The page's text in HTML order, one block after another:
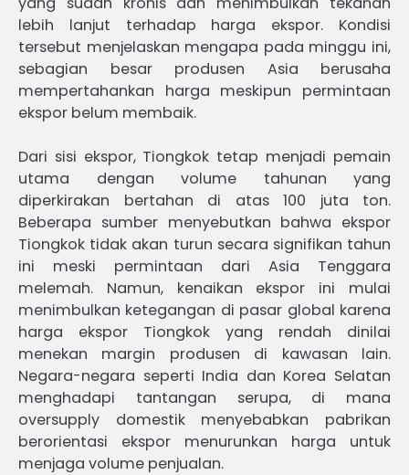
lebih lanjut terhadap harga ekspor. Kondisi
tersebut menjelaskan mengapa pada minggu ini,
sebagian besar produsen Asia berusaha
mempertahankan harga meskipun permintaan
ekspor belum membaik.
Dari sisi ekspor, Tiongkok tetap menjadi pemain
utama dengan volume tahunan yang
diperkirakan bertahan di atas 100 juta ton.
Beberapa sumber menyebutkan bahwa ekspor
Tiongkok tidak akan turun secara signifikan tahun
ini meski permintaan dari Asia Tenggara
melemah. Namun, kenaikan ekspor ini mulai
menimbulkan ketegangan di pasar global karena
harga ekspor Tiongkok yang rendah dinilai
menekan margin produsen di kawasan lain.
Negara-negara seperti India dan Korea Selatan
menghadapi tantangan serupa, di mana
oversupply domestik menyebabkan pabrikan
berorientasi ekspor menurunkan harga untuk
menjaga volume penjualan.